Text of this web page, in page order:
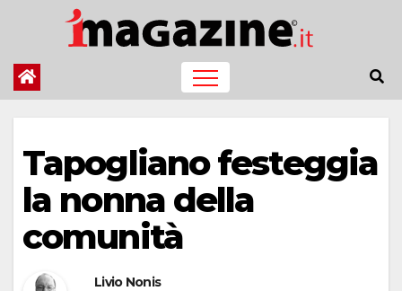
contenuto
Tapogliano festeggia
la nonna della
comunità
Livio Nonis